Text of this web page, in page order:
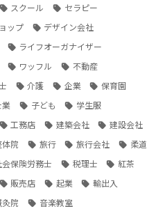
スクール
セラピー
ップ
デザイン会社
ライフオーガナイザー
ワッフル
不動産
介護 企業
保育園
業 子ども
学生服
工務店 建築会社
建設会社
体院 旅行 旅行会社
柔道
会保険労務士 税理士
紅茶
販売店 起業
輸出入
灸院 音楽教室